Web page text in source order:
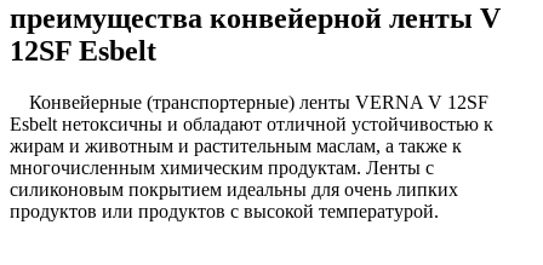
преимущества конвейерной ленты V
12SF Esbelt
Конвейерные (транспортерные) ленты VERNA V 12SF
Esbelt нетоксичны и обладают отличной устойчивостью к
жирам и животным и растительным маслам, а также к
многочисленным химическим продуктам. Ленты с
силиконовым покрытием идеальны для очень липких
продуктов или продуктов с высокой температурой.